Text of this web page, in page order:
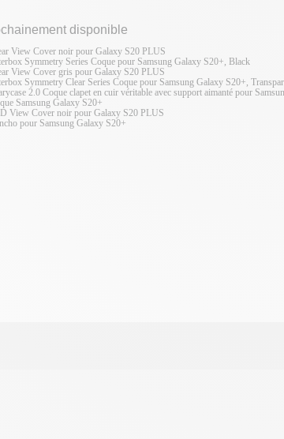
disponible
View Cover noir pour Galaxy S20 PLUS
Symmetry Series Coque pour Samsung Galaxy S20+, Black
View Cover gris pour Galaxy S20 PLUS
Symmetry Clear Series Coque pour Samsung Galaxy S20+,
2.0 Coque clapet en cuir véritable avec support aimanté pour
Samsung Galaxy S20+
View Cover noir pour Galaxy S20 PLUS
pour Samsung Galaxy S20+